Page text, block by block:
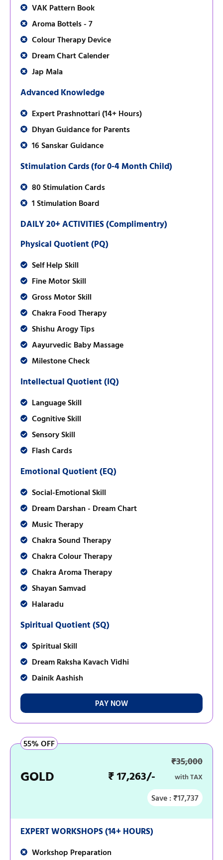
VAK Pattern Book
Aroma Bottels - 7
Colour Therapy Device
Dream Chart Calender
Jap Mala
Advanced Knowledge
Expert Prashnottari (14+ Hours)
Dhyan Guidance for Parents
16 Sanskar Guidance
Stimulation Cards (for 0-4 Month Child)
80 Stimulation Cards
1 Stimulation Board
DAILY 20+ ACTIVITIES (Complimentry)
Physical Quotient (PQ)
Self Help Skill
Fine Motor Skill
Gross Motor Skill
Chakra Food Therapy
Shishu Arogy Tips
Aayurvedic Baby Massage
Milestone Check
Intellectual Quotient (IQ)
Language Skill
Cognitive Skill
Sensory Skill
Flash Cards
Emotional Quotient (EQ)
Social-Emotional Skill
Dream Darshan - Dream Chart
Music Therapy
Chakra Sound Therapy
Chakra Colour Therapy
Chakra Aroma Therapy
Shayan Samvad
Halaradu
Spiritual Quotient (SQ)
Spiritual Skill
Dream Raksha Kavach Vidhi
Dainik Aashish
PAY NOW
55% OFF
₹35,000
GOLD ₹ 17,263/- with TAX
Save : ₹17,737
EXPERT WORKSHOPS (14+ HOURS)
Workshop Preparation